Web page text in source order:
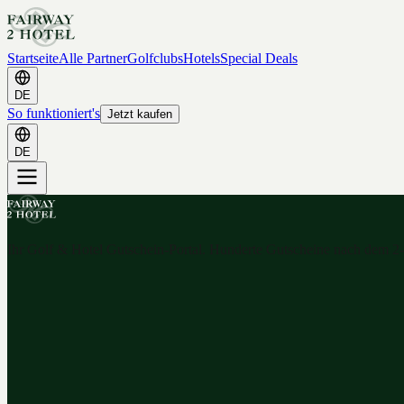
StartseiteAlle PartnerGolfclubsHotelsSpecial Deals
DE
So funktioniert's Jetzt kaufen
DE